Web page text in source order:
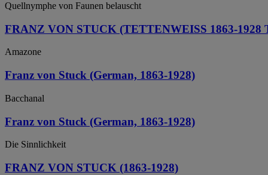
Quellnymphe von Faunen belauscht
FRANZ VON STUCK (TETTENWEISS 1863-1928
Amazone
Franz von Stuck (German, 1863-1928)
Bacchanal
Franz von Stuck (German, 1863-1928)
Die Sinnlichkeit
FRANZ VON STUCK (1863-1928)